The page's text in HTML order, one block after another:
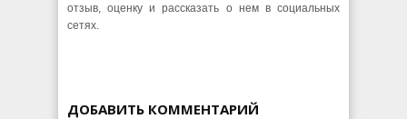
отзыв, оценку и рассказать о нем в социальных
сетях.
ДОБАВИТЬ КОММЕНТАРИЙ